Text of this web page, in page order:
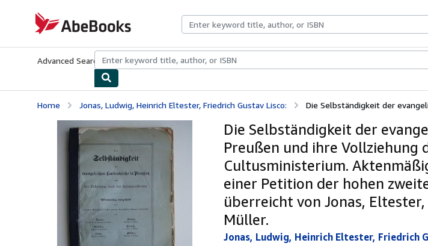
AbeBooks.com
Advanced Search Browse CollectionsRare BooksArt & Collectibles
Home Jonas, Ludwig, Heinrich Eltester, Friedrich Gustav Lisco: Die Selbständigkeit der
Die Selbständigkeit der
Preußen und ihre Vollziehung
Cultusministerium.
einer Petition der hohen
überreicht von Jonas, Eltester,
Müller.
Jonas, Ludwig, Heinrich Eltester, Friedrich